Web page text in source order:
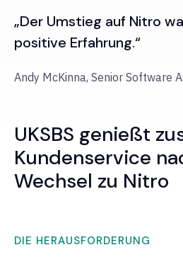
„Der Umstieg auf Nitro
positive Erfahrung.“
Andy McKinna, Senior Software
UKSBS genießt
Kundenservice
Wechsel zu Nitro
DIE HERAUSFORDERUNG